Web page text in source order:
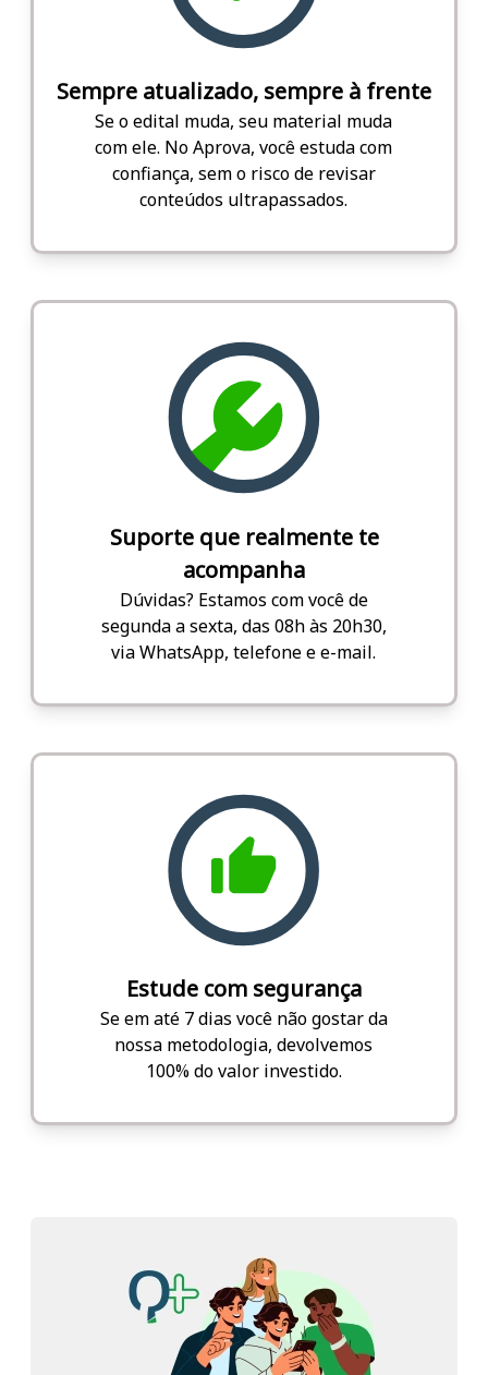
Sempre atualizado, sempre à frente
Se o edital muda, seu material muda
com ele. No Aprova, você estuda com
confiança, sem o risco de revisar
conteúdos ultrapassados.
Suporte que realmente te
acompanha
Dúvidas? Estamos com você de
segunda a sexta, das 08h às 20h30,
via WhatsApp, telefone e e-mail.
Estude com segurança
Se em até 7 dias você não gostar da
nossa metodologia, devolvemos
100% do valor investido.